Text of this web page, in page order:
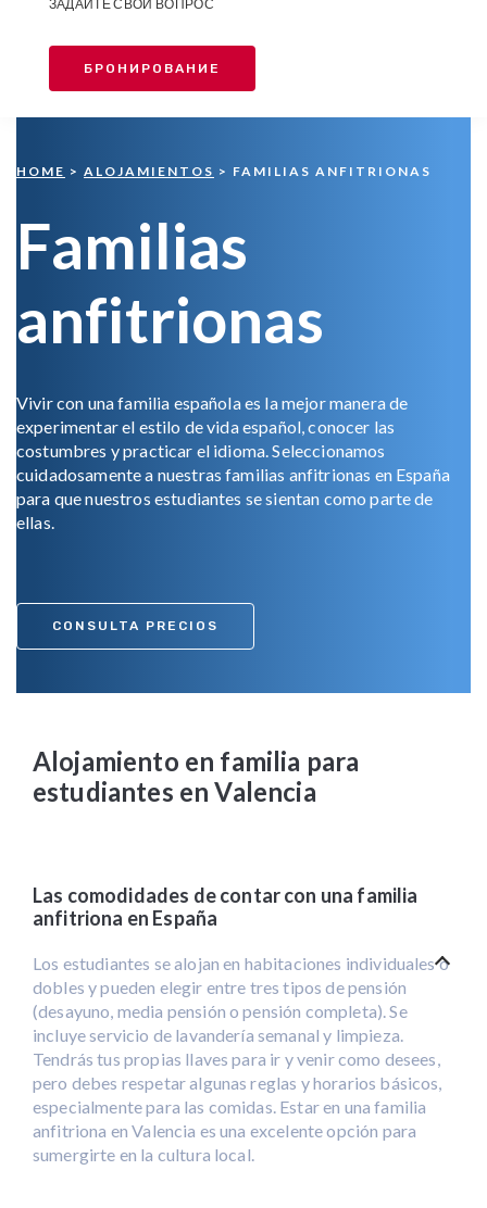
ЗАДАЙТЕ СВОЙ ВОПРОС
БРОНИРОВАНИЕ
HOME > ALOJAMIENTOS > FAMILIAS ANFITRIONAS
Familias
anfitrionas
Vivir con una familia española es la mejor manera de
experimentar el estilo de vida español, conocer las
costumbres y practicar el idioma. Seleccionamos
cuidadosamente a nuestras familias anfitrionas en España
para que nuestros estudiantes se sientan como parte de
ellas.
CONSULTA PRECIOS
Alojamiento en familia para
estudiantes en Valencia
Las comodidades de contar con una familia
anfitriona en España
Los estudiantes se alojan en habitaciones individuales o
dobles y pueden elegir entre tres tipos de pensión
(desayuno, media pensión o pensión completa). Se
incluye servicio de lavandería semanal y limpieza.
Tendrás tus propias llaves para ir y venir como desees,
pero debes respetar algunas reglas y horarios básicos,
especialmente para las comidas. Estar en una familia
anfitriona en Valencia es una excelente opción para
sumergirte en la cultura local.